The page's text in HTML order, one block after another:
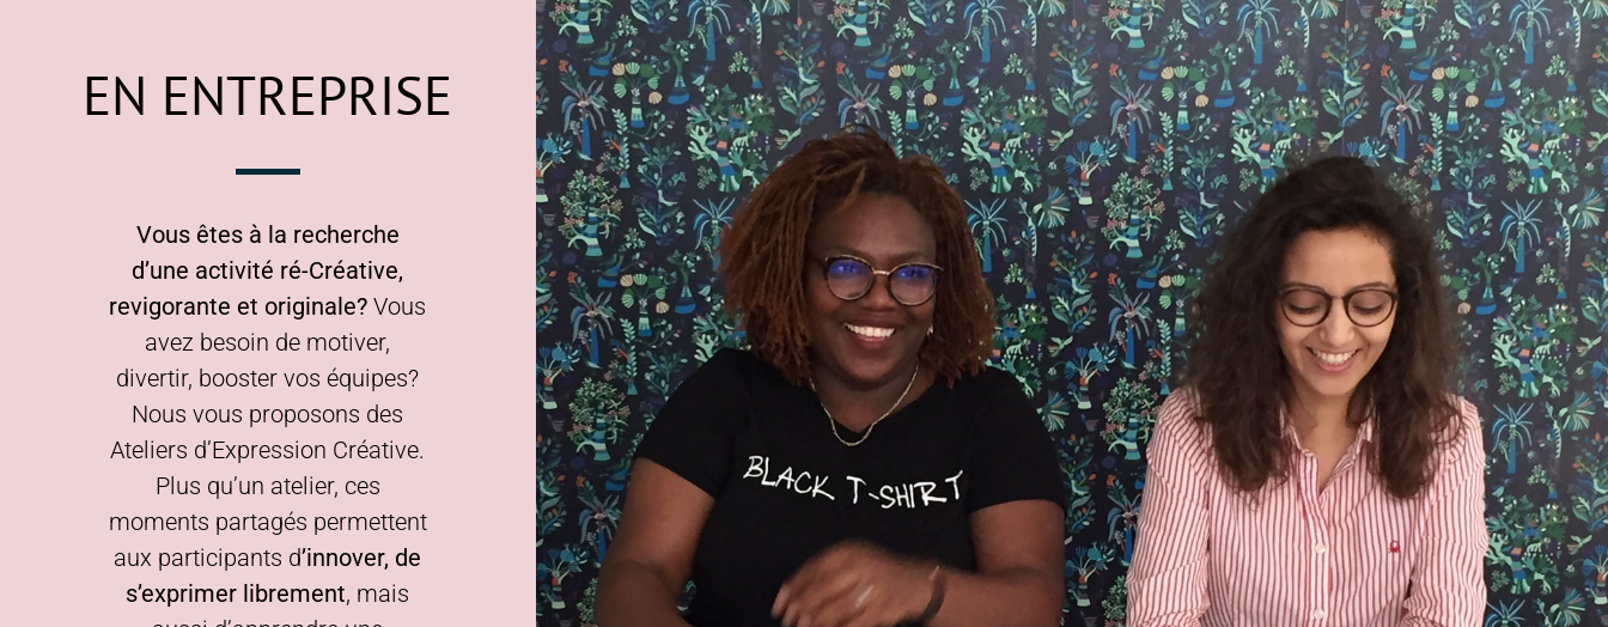
EN ENTREPRISE
Vous êtes à la recherche
d’une activité ré-Créative,
revigorante et originale? Vous
avez besoin de motiver,
divertir, booster vos équipes?
Nous vous proposons des
Ateliers d’Expression Créative.
Plus qu’un atelier, ces
moments partagés permettent
aux participants d’innover, de
s’exprimer librement, mais